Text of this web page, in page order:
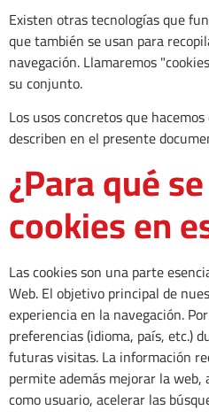
Existen otras tecnologías que
que también se usan para
navegación. Llamaremos
su conjunto.
Los usos concretos que
describen en el presente
¿Para qué
cookies en
Las cookies son una parte
Web. El objetivo principal de
experiencia en la navegación.
preferencias (idioma, país, etc.)
futuras visitas. La información
permite además mejorar la
como usuario, acelerar las